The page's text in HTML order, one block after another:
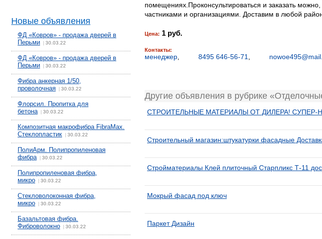
Новые объявления
ФД «Ковров» - продажа дверей в
Перьми
30.03.22
ФД «Ковров» - продажа дверей в
Перьми
30.03.22
Фибра анкерная 1/50,
проволочная
30.03.22
Флорсил. Пропитка для
бетона| 30.03.22
Композитная макрофибра FibraMax.
Стеклопластик
30.03.22
ПолиАрм. Полипропиленовая
фибра| 30.03.22
Полипропиленовая фибра,
микро
30.03.22
Стекловолоконная фибра,
микро
30.03.22
Базальтовая фибра.
Фиброволокно
30.03.22
помещениях.Проконсультироваться и заказать
частниками и организациями. Доставим в любой
Цена: 1 руб.
Контакты:
менеджер 8495 646-56-71
Другие объявления в рубрике
СТРОИТЕЛЬНЫЕ МАТЕРИАЛЫ ОТ ДИЛЕРА! СУПЕР-
Строительный магазин:штукатурки фасадные
Стройматериалы Клей плиточный Старпликс Т-11
Мокрый фасад под ключ
Паркет Дизайн